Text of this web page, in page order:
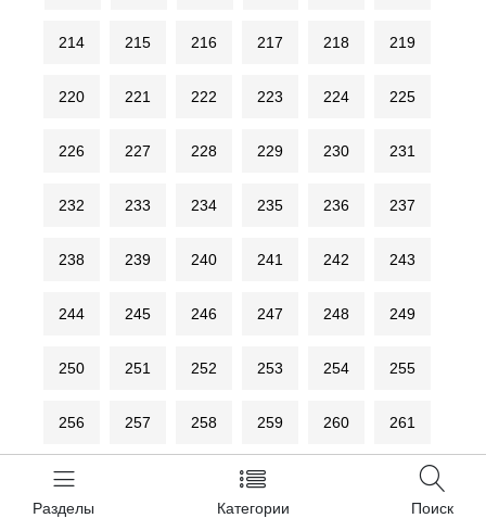
Разделы Категории Поиск
214 215 216 217 218 219
220 221 222 223 224 225
226 227 228 229 230 231
232 233 234 235 236 237
238 239 240 241 242 243
244 245 246 247 248 249
250 251 252 253 254 255
256 257 258 259 260 261
262 265